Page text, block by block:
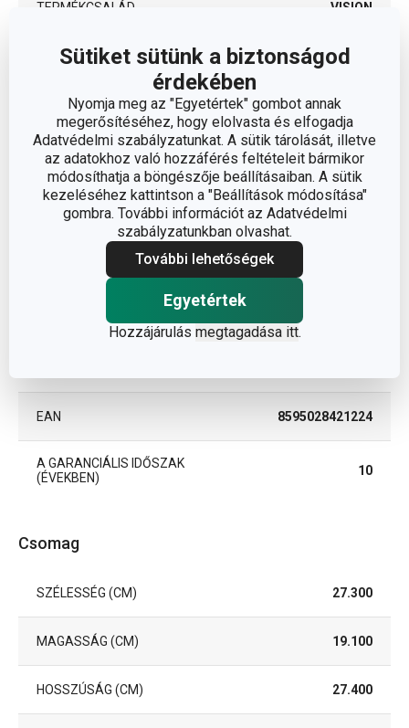
Sütiket sütünk a biztonságod
érdekében
Nyomja meg az "Egyetértek" gombot annak
megerősítéséhez, hogy elolvasta és elfogadja
Adatvédelmi szabályzatunkat. A sütik tárolását, illetve
az adatokhoz való hozzáférés feltételeit bármikor
módosíthatja a böngészője beállításaiban. A sütik
kezeléséhez kattintson a "Beállítások módosítása"
gombra. További információt az Adatvédelmi
szabályzatunkban olvashat.
További lehetőségek
Egyetértek
Hozzájárulás megtagadása itt.
TERMÉKCSALÁD VISION
TÍPUS fazék
rozsdamentes acél
INDUKCIÓS MELEGÍTÉS Igen
GÁZFŰTÉS Igen
MELEGÍTÉS ÜVEGKERÁMIA
EAN 8595028421224
A GARANCIÁLIS IDŐSZAK
(ÉVEKBEN)
10
Csomag
SZÉLESSÉG (CM) 27.300
MAGASSÁG (CM) 19.100
HOSSZÚSÁG (CM) 27.400